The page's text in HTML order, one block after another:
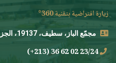
زيارة افتراضية بتقنية 360°
مجمّع الباز، سطيف، 19137، الجزائر
23/24 02 62 36 (213+)